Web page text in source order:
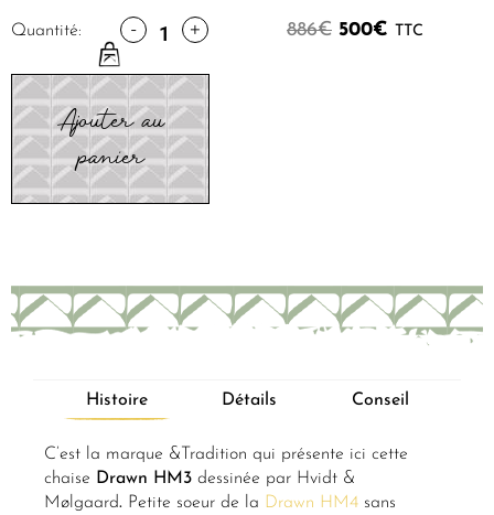
Quantité: - + 886€ 500€ TTC
Ajouter au
panier
Histoire Détails Conseil
C’est la marque &Tradition qui présente ici cette
chaise Drawn HM3 dessinée par Hvidt &
Mølgaard. Petite soeur de la Drawn HM4 sans